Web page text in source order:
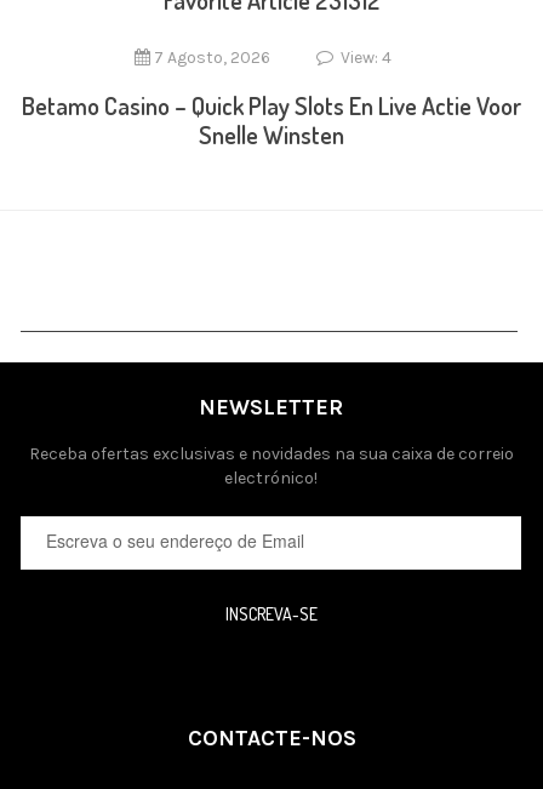
7 Agosto, 2026 View: 4
Betamo Casino – Quick Play Slots En Live Actie Voor
Snelle Winsten
NEWSLETTER
Receba ofertas exclusivas e novidades na sua caixa de correio
electrónico!
INSCREVA-SE
CONTACTE-NOS